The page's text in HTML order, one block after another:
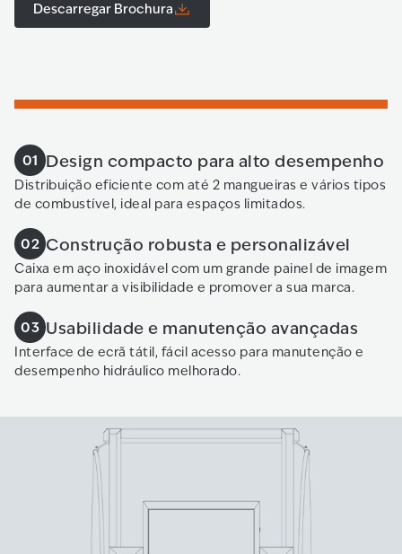
Descarregar Brochura
01 Design compacto para alto desempenho
Distribuição eficiente com até 2 mangueiras e vários tipos
de combustível, ideal para espaços limitados.
02 Construção robusta e personalizável
Caixa em aço inoxidável com um grande painel de imagem
para aumentar a visibilidade e promover a sua marca.
03 Usabilidade e manutenção avançadas
Interface de ecrã tátil, fácil acesso para manutenção e
desempenho hidráulico melhorado.